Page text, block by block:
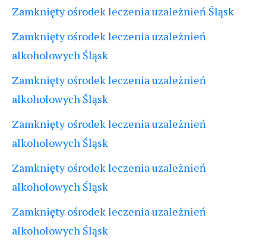
Zamknięty ośrodek leczenia uzależnień Śląsk
Zamknięty ośrodek leczenia uzależnień
alkoholowych Śląsk
Zamknięty ośrodek leczenia uzależnień
alkoholowych Śląsk
Zamknięty ośrodek leczenia uzależnień
alkoholowych Śląsk
Zamknięty ośrodek leczenia uzależnień
alkoholowych Śląsk
Zamknięty ośrodek leczenia uzależnień
alkoholowych Śląsk